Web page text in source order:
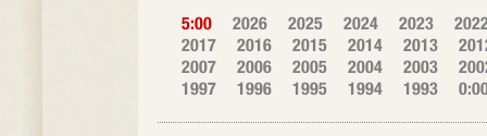
5:00 2026 2025 2024 2023
2017
2016 2015 2014 2013
2007
2006 2005 2004 2003
1997
1996 1995 1994 1993